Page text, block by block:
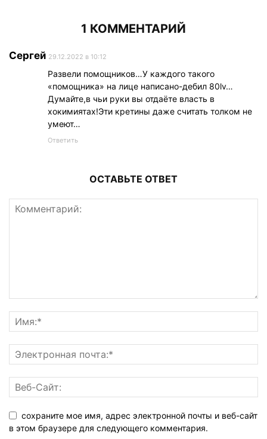
1 КОММЕНТАРИЙ
Сергей 29.12.2022 в 10:12
Развели помощников…У каждого такого
«помощника» на лице написано-дебил 80lv…
Думайте,в чьи руки вы отдаёте власть в
хокимиятах!Эти кретины даже считать толком не
умеют…
Ответить
ОСТАВЬТЕ ОТВЕТ
сохраните мое имя, адрес электронной почты и веб-сайт
в этом браузере для следующего комментария.